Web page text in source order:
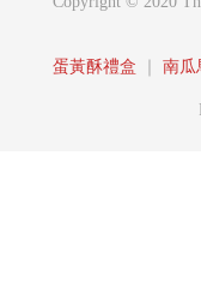
蛋黃酥禮盒 南瓜